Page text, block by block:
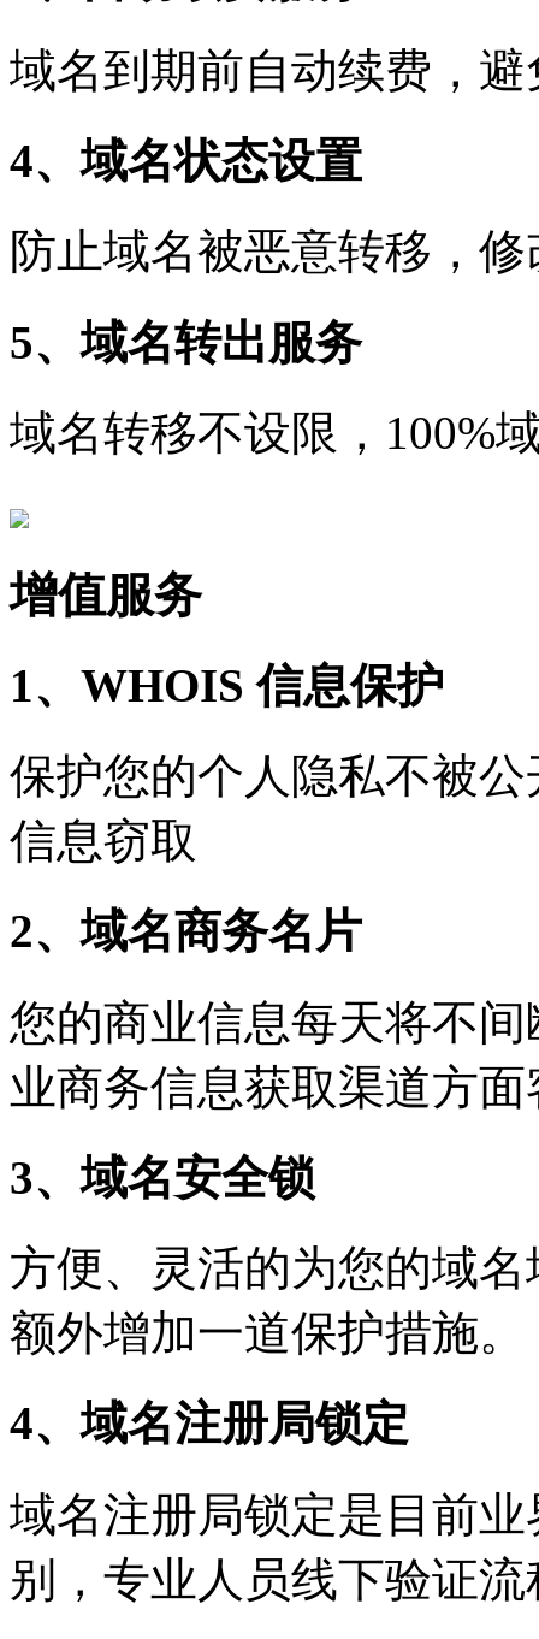
域名到期前自动续费，
4、域名状态设置
防止域名被恶意转移，
5、域名转出服务
域名转移不设限，100%
增值服务
1、WHOIS 信息保护
保护您的个人隐私不被
信息窃取
2、域名商务名片
您的商业信息每天将不
业商务信息获取渠道方
3、域名安全锁
方便、灵活的为您的域
额外增加一道保护措施。
4、域名注册局锁定
域名注册局锁定是目前
别，专业人员线下验证